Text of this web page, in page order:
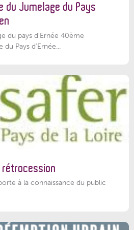
du Jumelage du Pays
du pays d'Ernée 40ème
du Pays d'Ernée...
rétrocession
à la connaissance du public